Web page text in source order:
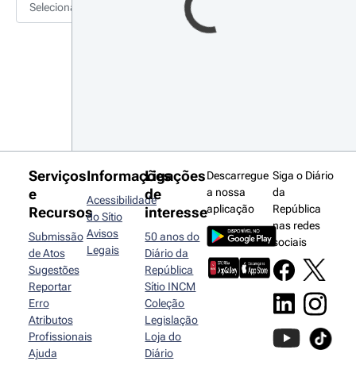
Selecionar
Serviços
e
Recursos
Submissão
de Atos
Sugestões
Reportar
Erro
Atributos
Profissionais
Ajuda
Informações
Acessibilidade
do Sítio
Avisos
Legais
Ligações
de
interesse
50 anos do
Diário da
República
Sítio INCM
Coleção
Legislação
Loja do
Diário
Descarregue
a nossa
aplicação
Siga o Diário
da
República
nas redes
sociais